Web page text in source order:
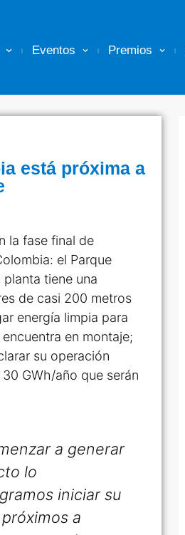
Eventos Premios
está próxima a
la fase final de
el Parque
tiene una
de casi 200 metros
energía limpia para
en montaje;
su operación
GWh/año que serán
a generar
lo
iniciar su
a